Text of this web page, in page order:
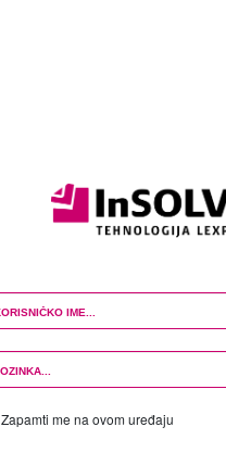
Login Form
Zapamti me na ovom uređaju